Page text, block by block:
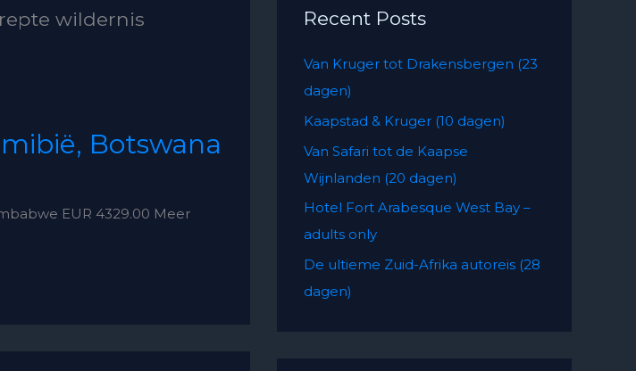
wildernis
Botswana
EUR 4329.00 Meer
c
f
o
r
:
Recent Posts
Van Kruger tot Drakensbergen (23
dagen)
Kaapstad & Kruger (10 dagen)
Van Safari tot de Kaapse
Wijnlanden (20 dagen)
Hotel Fort Arabesque West Bay –
adults only
De ultieme Zuid-Afrika autoreis (28
dagen)